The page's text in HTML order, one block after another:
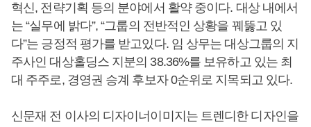
혁신, 전략기획 등의 분야에서 활약 중이다. 대상 내에서
는 “실무에 밝다”, “그룹의 전반적인 상황을 꿰뚫고 있
다”는 긍정적 평가를 받고있다. 임 상무는 대상그룹의 지
주사인 대상홀딩스 지분의 38.36%를 보유하고 있는 최
대 주주로, 경영권 승계 후보자 0순위로 지목되고 있다.
신문재 전 이사의 디자이너이미지는 트렌디한 디자인을